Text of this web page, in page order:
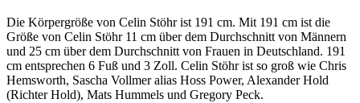
Die Körpergröße von Celin Stöhr ist 191 cm. Mit 191 cm ist die
Größe von Celin Stöhr 11 cm über dem Durchschnitt von Männern
und 25 cm über dem Durchschnitt von Frauen in Deutschland. 191
cm entsprechen 6 Fuß und 3 Zoll. Celin Stöhr ist so groß wie Chris
Hemsworth, Sascha Vollmer alias Hoss Power, Alexander Hold
(Richter Hold), Mats Hummels und Gregory Peck.